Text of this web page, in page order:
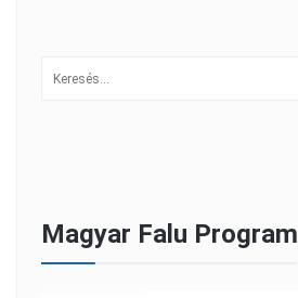
Magyar Falu Program